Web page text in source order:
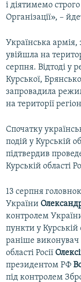
і діятимемо
Організації», –
Українська армія,
увійшла на
серпня. Відтоді у
Курської,
запровадила
на території
Спочатку
подій у Курській
підтвердив
Курській області
13 серпня
України
контролем
пункти у Курській
раніше виконувач
області Росії
президентом РФ
під контролем